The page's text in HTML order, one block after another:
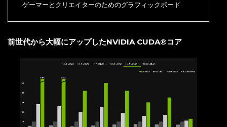
ゲーマーとクリエイターのためのグラフィックボード
前世代から大幅にアップしたNVIDIA CUDA®コア